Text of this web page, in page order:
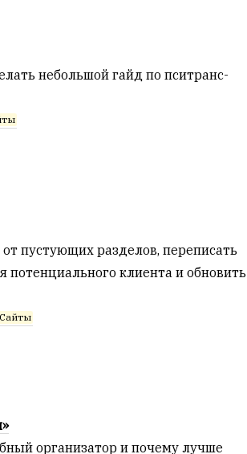
небольшой гайд по пситранс-
пустующих разделов, переписать
клиента и обновить
Сайты
организатор и почему лучше